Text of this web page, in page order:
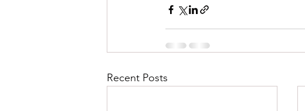
Recent Posts